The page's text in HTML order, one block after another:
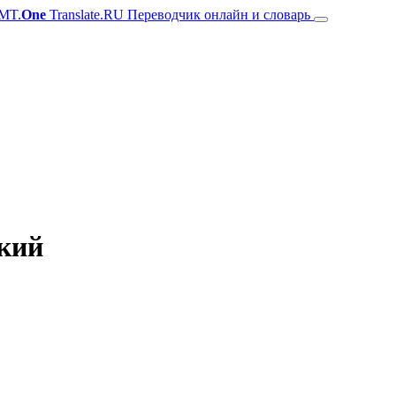
One Translate.RU Переводчик онлайн и словарь